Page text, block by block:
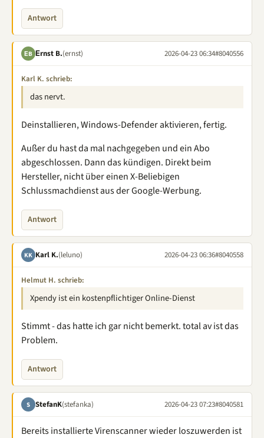
Antwort
ΕB Εrnst B.(ernst) 2026-04-23 06:34#8040556
Karl K. schrieb:
das nervt.
Deinstallieren, Windows-Defender aktivieren, fertig.
Außer du hast da mal nachgegeben und ein Abo
abgeschlossen. Dann das kündigen. Direkt beim
Hersteller, nicht über einen X-Beliebigen
Schlussmachdienst aus der Google-Werbung.
Antwort
KK Karl K.(leluno) 2026-04-23 06:36#8040558
Helmut H. schrieb:
Xpendy ist ein kostenpflichtiger Online-Dienst
Stimmt - das hatte ich gar nicht bemerkt. total av ist das
Problem.
Antwort
S StefanK(stefanka) 2026-04-23 07:23#8040581
Bereits installierte Virenscanner wieder loszuwerden ist